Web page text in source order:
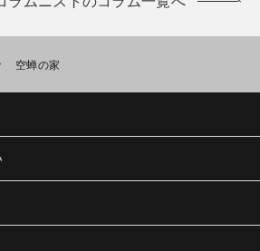
空蝉の家